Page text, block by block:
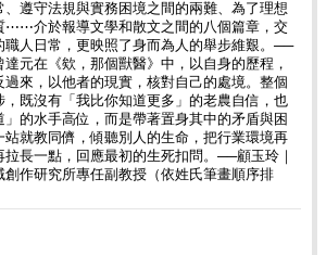
遵守法規與實務困境之間的兩難、為了理想
⋯⋯介於報導文學和散文之間的八個篇章，交
職人日常，更映照了身而為人的舉步維艱。──
元在《欸，那個獸醫》中，以自身的歷程，
來，以他者的現實，核對自己的處境。整個
既沒有「我比你知道更多」的老農自信，也
的水手高位，而是帶著置身其中的矛盾與困
就教同儕，傾聽別人的生命，把行業環境再
長一點，回應最初的生死扣問。──顧玉玲｜
作研究所專任副教授（依姓氏筆畫順序排